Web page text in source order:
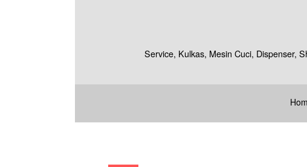
Service, Kulkas, Mesin Cuci, Dispenser,